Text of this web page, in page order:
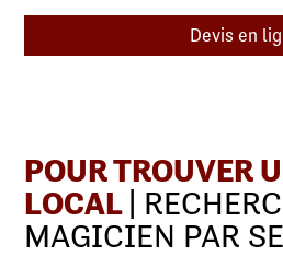
Devis en
POUR TROUVER
LOCAL |
MAGICIEN PAR